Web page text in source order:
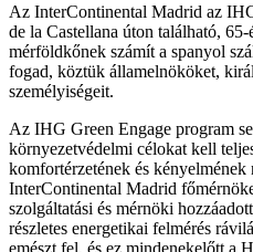
Az InterContinental Madrid az
de la Castellana úton található,
mérföldkőnek számít a spanyol
fogad, köztük államelnököket,
személyiségeit.
Az IHG Green Engage program
környezetvédelmi célokat kell
komfortérzetének és kényelmének
InterContinental Madrid
szolgáltatási és mérnöki
részletes energetikai felmérés
emészt fel, és ez mindenekelőtt a